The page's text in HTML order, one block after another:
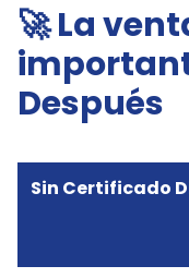
🚀 La
Después
Sin Certificado